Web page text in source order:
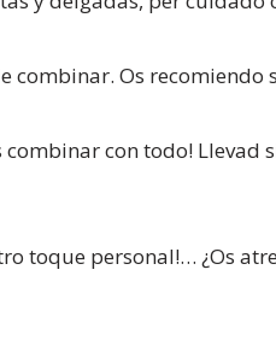
combinar. Os recomiendo
con todo! Llevad
toque personal!… ¿Os